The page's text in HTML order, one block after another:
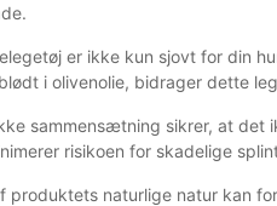
er ikke kun sjovt for din
i olivenolie, bidrager dette
sammensætning sikrer, at det
risikoen for skadelige
produktets naturlige natur kan